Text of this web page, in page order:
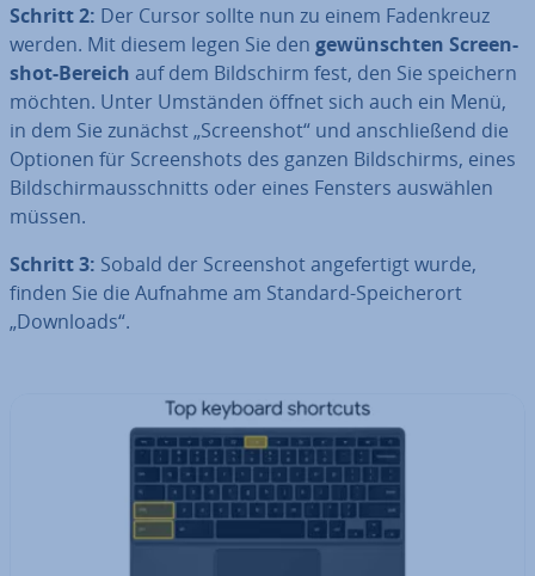
Schritt 2: Der Cursor sollte nun zu einem Fa­den­kreuz
werden. Mit diesem legen Sie den ge­wünsch­ten Screen­
shot-Bereich auf dem Bild­schirm fest, den Sie speichern
möchten. Unter Umständen öffnet sich auch ein Menü,
in dem Sie zunächst „Screen­shot“ und an­schlie­ßend die
Optionen für Screen­shots des ganzen Bild­schirms, eines
Bild­schirm­aus­schnitts oder eines Fensters auswählen
müssen.
Schritt 3: Sobald der Screen­shot an­ge­fer­tigt wurde,
finden Sie die Aufnahme am Standard-Spei­cher­ort
„Downloads“.